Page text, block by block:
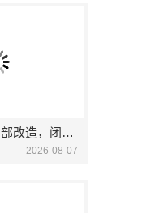
湖南美宅建材局部改造，闭口合同零增项
2026-08-07